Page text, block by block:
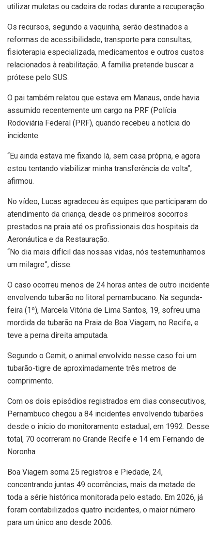
utilizar muletas ou cadeira de rodas durante a recuperação.
Os recursos, segundo a vaquinha, serão destinados a
reformas de acessibilidade, transporte para consultas,
fisioterapia especializada, medicamentos e outros custos
relacionados à reabilitação. A família pretende buscar a
prótese pelo SUS.
O pai também relatou que estava em Manaus, onde havia
assumido recentemente um cargo na PRF (Polícia
Rodoviária Federal (PRF), quando recebeu a notícia do
incidente.
“Eu ainda estava me fixando lá, sem casa própria, e agora
estou tentando viabilizar minha transferência de volta”,
afirmou.
No vídeo, Lucas agradeceu às equipes que participaram do
atendimento da criança, desde os primeiros socorros
prestados na praia até os profissionais dos hospitais da
Aeronáutica e da Restauração.
“No dia mais difícil das nossas vidas, nós testemunhamos
um milagre”, disse.
O caso ocorreu menos de 24 horas antes de outro incidente
envolvendo tubarão no litoral pernambucano. Na segunda-
feira (1º), Marcela Vitória de Lima Santos, 19, sofreu uma
mordida de tubarão na Praia de Boa Viagem, no Recife, e
teve a perna direita amputada.
Segundo o Cemit, o animal envolvido nesse caso foi um
tubarão-tigre de aproximadamente três metros de
comprimento.
Com os dois episódios registrados em dias consecutivos,
Pernambuco chegou a 84 incidentes envolvendo tubarões
desde o início do monitoramento estadual, em 1992. Desse
total, 70 ocorreram no Grande Recife e 14 em Fernando de
Noronha.
Boa Viagem soma 25 registros e Piedade, 24,
concentrando juntas 49 ocorrências, mais da metade de
toda a série histórica monitorada pelo estado. Em 2026, já
foram contabilizados quatro incidentes, o maior número
para um único ano desde 2006.